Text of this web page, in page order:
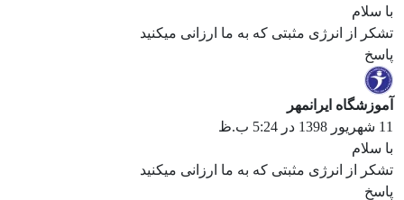
با سلام
تشکر از انرژی مثبتی که به ما ارزانی میکنید
پاسخ
آموزشگاه ایرانمهر
11 شهریور 1398 در 5:24 ب.ظ
با سلام
تشکر از انرژی مثبتی که به ما ارزانی میکنید
پاسخ